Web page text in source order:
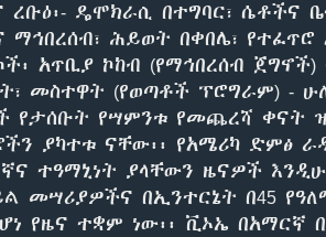
ረቡዕ፡- ዴሞክራሲ በተግባር፣ ሴቶችና
ማኅበረሰብ፣ ሕይወት በቀበሌ፣ የተፈጥሮ
አጥቢያ ኮከብ (የማኅበረሰብ
መስተዋት (የወጣቶች ፕሮግራም) -
የታሰቡት የሣምንቱ የመጨረሻ ቀናት
ያካተቱ ናቸው፡፡ የአሜሪካ ድምፅ
ተዓማኒነት ያላቸውን ዜናዎች
መሣሪያዎችና በኢንተርኔት በ45
የዜና ተቋም ነው፡፡ ቪኦኤ